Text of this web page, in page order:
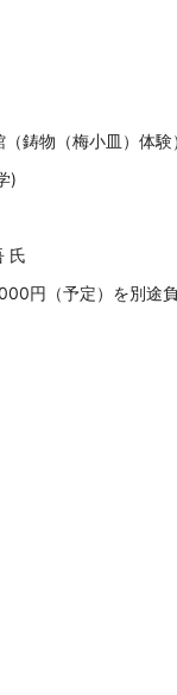
（鋳物（梅小皿）体験
)
氏
円（予定）を別途